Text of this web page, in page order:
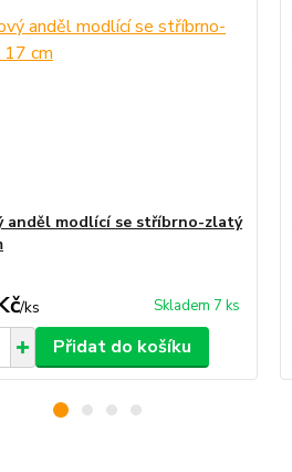
anděl modlící se stříbrno-zlatý
/ks Skladem 7 ks
Přidat do košíku